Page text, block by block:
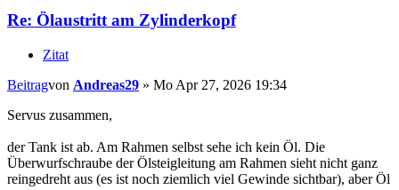
Re: Ölaustritt am Zylinderkopf
Zitat
Beitragvon Andreas29 » Mo Apr 27, 2026 19:34
Servus zusammen,
der Tank ist ab. Am Rahmen selbst sehe ich kein Öl. Die
Überwurfschraube der Ölsteigleitung am Rahmen sieht nicht ganz
reingedreht aus (es ist noch ziemlich viel Gewinde sichtbar), aber Öl